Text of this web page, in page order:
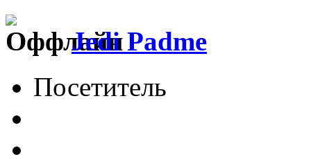
Jedi Padme
Посетитель